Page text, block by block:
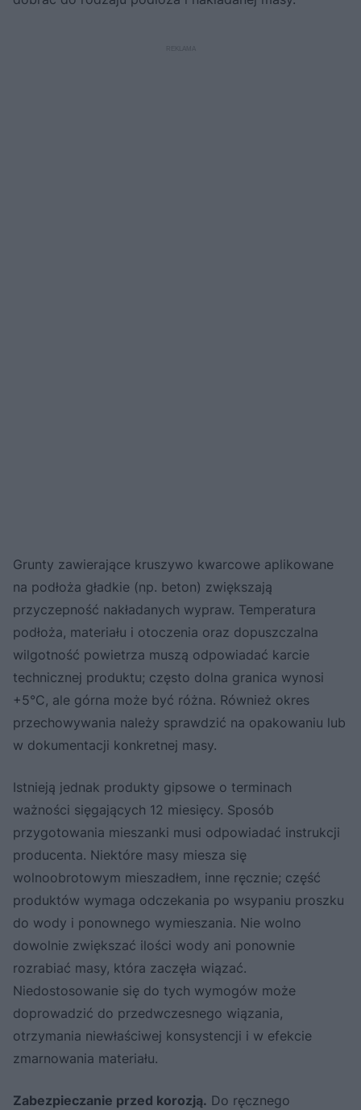
Grunty zawierające kruszywo kwarcowe aplikowane
na podłoża gładkie (np. beton) zwiększają
przyczepność nakładanych wypraw. Temperatura
podłoża, materiału i otoczenia oraz dopuszczalna
wilgotność powietrza muszą odpowiadać karcie
technicznej produktu; często dolna granica wynosi
+5°C, ale górna może być różna. Również okres
przechowywania należy sprawdzić na opakowaniu lub
w dokumentacji konkretnej masy.
Istnieją jednak produkty gipsowe o terminach
ważności sięgających 12 miesięcy. Sposób
przygotowania mieszanki musi odpowiadać instrukcji
producenta. Niektóre masy miesza się
wolnoobrotowym mieszadłem, inne ręcznie; część
produktów wymaga odczekania po wsypaniu proszku
do wody i ponownego wymieszania. Nie wolno
dowolnie zwiększać ilości wody ani ponownie
rozrabiać masy, która zaczęła wiązać.
Niedostosowanie się do tych wymogów może
doprowadzić do przedwczesnego wiązania,
otrzymania niewłaściwej konsystencji i w efekcie
zmarnowania materiału.
Zabezpieczanie przed korozją. Do ręcznego